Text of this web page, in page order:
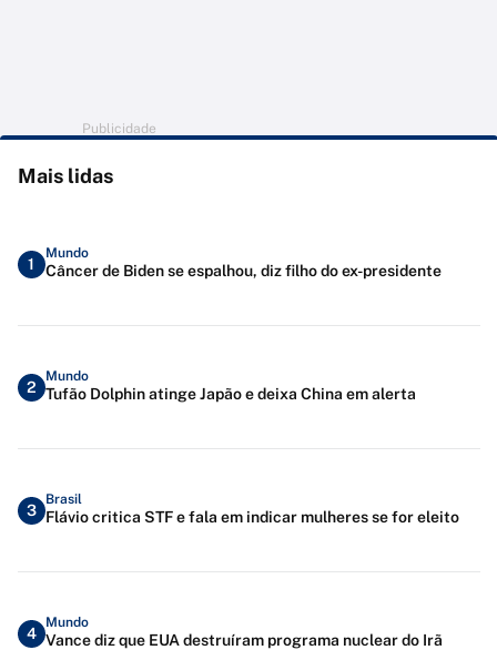
Publicidade
Mais lidas
1
Mundo
Câncer de Biden se espalhou, diz filho do ex-presidente
2
Mundo
Tufão Dolphin atinge Japão e deixa China em alerta
3
Brasil
Flávio critica STF e fala em indicar mulheres se for eleito
4
Mundo
Vance diz que EUA destruíram programa nuclear do Irã